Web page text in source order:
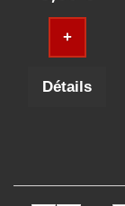
+
Détails